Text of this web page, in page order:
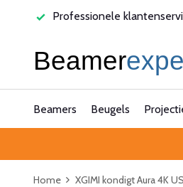
Professionele
Beamers Beugels
Home XGIMI kondigt Aura 4K